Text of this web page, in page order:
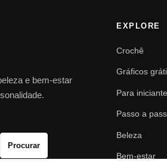
e bem-estar
Procurar
EXPLORE
Crochê
Gráficos
Para
Passo a
Beleza
Bem-estar